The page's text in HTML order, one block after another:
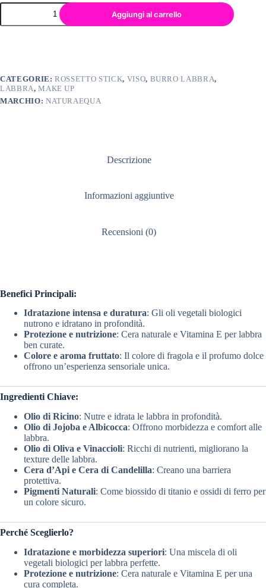
Aggiungi al carrello
CATEGORIE:ROSSETTO STICK, VISO, BURRO LABBRA,
LABBRA,MAKE UP
MARCHIO: NATURAEQUA
Descrizione
Informazioni aggiuntive
Recensioni (0)
Benefici Principali:
Idratazione intensa e duratura: Gli oli vegetali biologici
nutrono e idratano in profondità.
Protezione e nutrizione: Cera naturale e Vitamina E per labbra
ben curate.
Colore e aroma fruttato: Il colore di fragola e il profumo dolce
offrono un’esperienza sensoriale unica.
Ingredienti Chiave:
Olio di Ricino: Nutre e idrata le labbra in profondità.
Olio di Jojoba e Albicocca: Offrono morbidezza e comfort alle
labbra.
Olio di Oliva e Vinaccioli: Ricchi di nutrienti, migliorano la
texture delle labbra.
Cera d’Api e Cera di Candelilla: Creano una barriera
protettiva.
Pigmenti Naturali: Come biossido di titanio e ossidi di ferro per
un colore sicuro.
Perché Sceglierlo?
Idratazione e morbidezza superiori: Una miscela di oli
vegetali biologici per labbra perfette.
Protezione e nutrizione: Cera naturale e Vitamina E per una
cura completa.